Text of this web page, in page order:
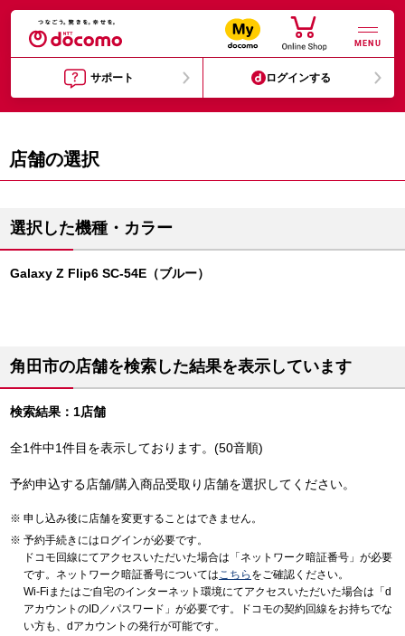
MENU
サポート ログインする
店舗の選択
選択した機種・カラー
Galaxy Z Flip6 SC-54E（ブルー）
角田市の店舗を検索した結果を表示しています
検索結果：1店舗
全1件中1件目を表示しております。(50音順)
予約申込する店舗/購入商品受取り店舗を選択してください。
申し込み後に店舗を変更することはできません。
予約手続きにはログインが必要です。
ドコモ回線にてアクセスいただいた場合は「ネットワーク暗証番号」が必要
です。ネットワーク暗証番号についてはこちら をご確認ください。
Wi-Fiまたはご自宅のインターネット環境にてアクセスいただいた場合は「d
アカウントのID／パスワード」が必要です。ドコモの契約回線をお持ちでな
い方も、dアカウントの発行が可能です。